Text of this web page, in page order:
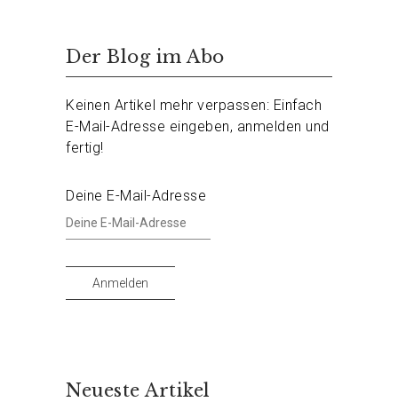
Der Blog im Abo
Keinen Artikel mehr verpassen: Einfach
E-Mail-Adresse eingeben, anmelden und
fertig!
Deine E-Mail-Adresse
Anmelden
Neueste Artikel